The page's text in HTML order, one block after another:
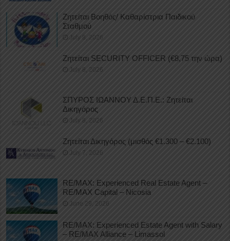
Ζητείται Βοηθός/ Καθαρίστρια Παιδικού
Σταθμού
July 8, 2026
Ζητείται SECURITY OFFICER (€8,75 την ώρα)
July 8, 2026
ΣΠΥΡΟΣ ΙΩΑΝΝΟΥ Δ.Ε.Π.Ε.: Ζητείται
Δικηγόρος
July 8, 2026
Ζητείται Δικηγόρος (μισθός €1.300 – €2.100)
July 7, 2026
RE/MAX: Experienced Real Estate Agent –
RE/MAX Capital – Nicosia
June 29, 2026
RE/MAX: Experienced Estate Agent with Salary
– RE/MAX Alliance – Limassol